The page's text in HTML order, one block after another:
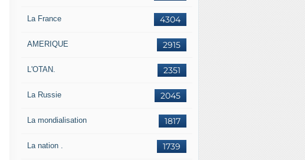
4304
La France
2915
AMERIQUE
2351
L'OTAN.
2045
La Russie
1817
La mondialisation
1739
La nation .